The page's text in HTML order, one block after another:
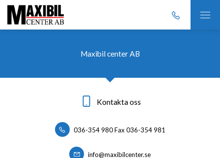
Maxibil center AB
Kontakta oss
036-354 980 Fax 036-354 981
info@maxibilcenter.se